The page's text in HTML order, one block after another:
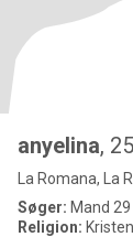
anyelina, 25
La Romana, La
Søger: Mand
Religion: